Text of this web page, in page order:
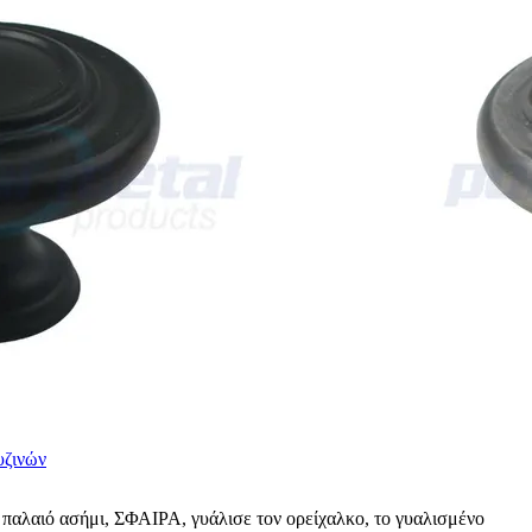
ασήμι, ΣΦΑΙΡΑ, γυάλισε τον ορείχαλκο, το γυαλισμένο